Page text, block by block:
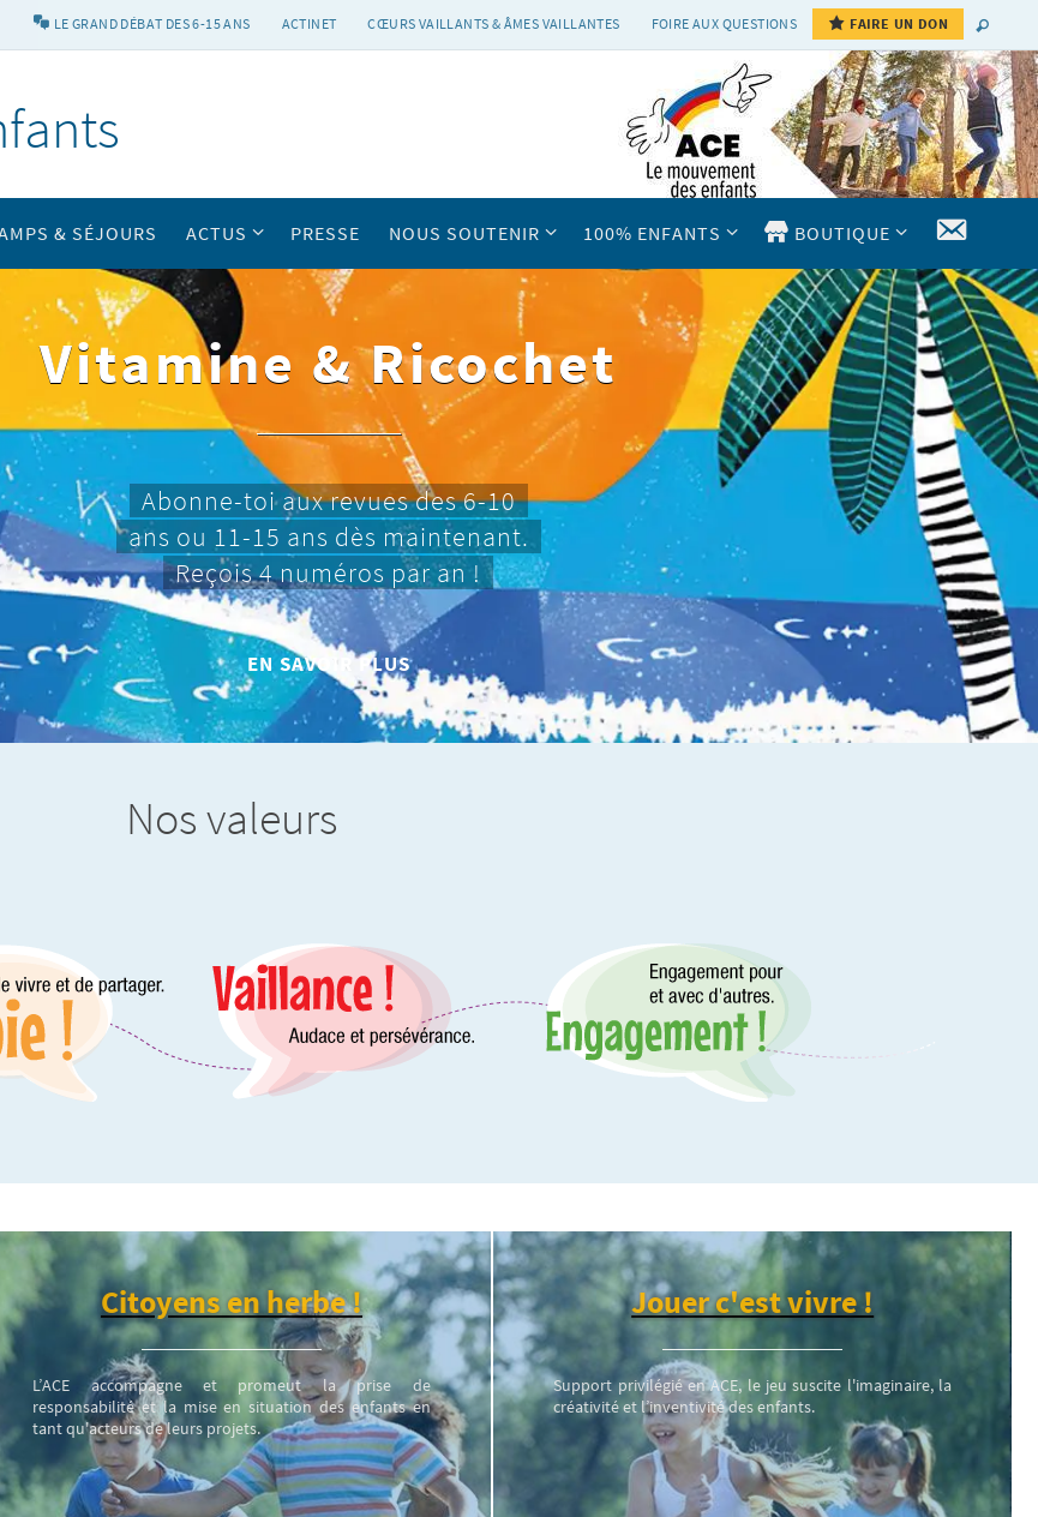
LE GRAND DÉBAT DES 6-15 ANS ACTINET CŒURS VAILLANTS & ÂMES VAILLANTES FOIRE AUX QUESTIONS FAIRE UN DON
& SÉJOURS ACTUS PRESSE NOUS SOUTENIR 100% ENFANTS BOUTIQUE
Vitamine & Ricochet
Abonne-toi aux revues des 6-10
ans ou 11-15 ans dès maintenant.
Reçois 4 numéros par an !
EN SAVOIR PLUS
Nos valeurs
Citoyens en herbe !
L’ACE accompagne et promeut la prise de
responsabilité et la mise en situation des enfants en
tant qu'acteurs de leurs projets.
Jouer c'est vivre !
Support privilégié en ACE, le jeu suscite l'imaginaire, la
créativité et l’inventivité des enfants.